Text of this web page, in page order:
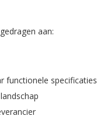
aan:
functionele specificaties